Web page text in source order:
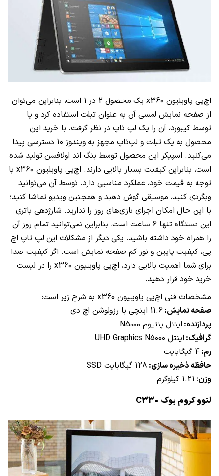
اچ‌پی پاویلیون x360
یک محصول 2 در 1 است، بنابراین می‌توان
از صفحه نمایش لمسی آن به عنوان تبلت استفاده کرد و یا
توسط کیبورد، آن را یک لپ تاپ در نظر گرفت. با خرید این
محصول به یک تبلت و لپ‌تاپ مجهز به ویندوز 10 دسترسی پیدا
می‌کنید. اسپیکر این محصول توسط بنگ اند اولافسن تولید شده
است، بنابراین کیفیت بسیار بالایی دارند. اچ‌پی پاویلیون x360 با
توجه به قیمت خود، عملکرد مناسبی دارد. توسط آن می‌توانید
وبگردی کنید، موسیقی گوش دهید و همچنین ویدیو تماشا کنید؛
با این حال امکان اجرای بازی‌های روز را ندارید. شارژدهی باتری
این دستگاه تنها 6 ساعت است، بنابراین نمی‌توانید تمام روز آن
را همراه خود داشته باشید. یکی دیگر از مشکلات این لپ تاپ اچ
پی، کیفیت پایین و نور کم صفحه نمایش است. اگر کیفیت صدا
برای شما اهمیت بالایی دارد، اچ‌پی پاویلیون x360 را در لیست
خرید خود قرار دهید.
مشخصات فنی اچ‌پی پاویلیون x360 به شرح زیر است:
صفحه نمایش:11.6 اینچی با رزولوشن اچ دی
پردازنده: اینتل پنتیوم N5000
گرافیک: اینتل UHD Graphics N5000
رم:4 گیگابایت
حافظه ذخیره سازی:128 گیگابایت
SSD
وزن: 1.21 کیلوگرم
لنوو کروم بوک C330